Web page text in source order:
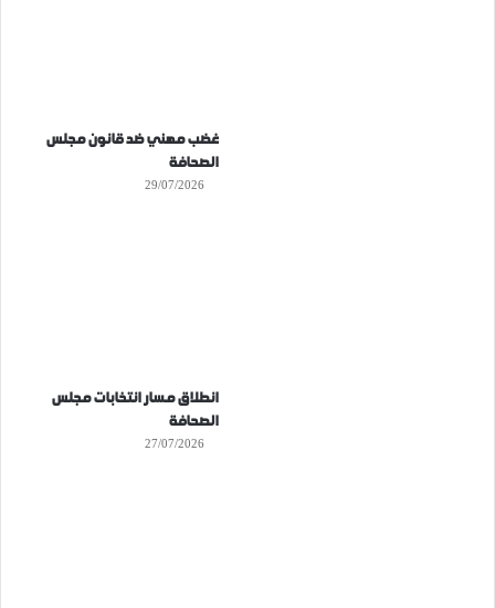
غضب مهني ضد قانون مجلس
الصحافة
29/07/2026
انطلاق مسار انتخابات مجلس
الصحافة
27/07/2026